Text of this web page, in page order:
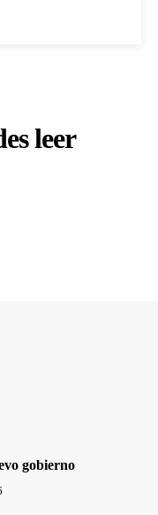
leer
gobierno